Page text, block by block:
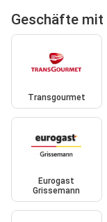
Geschäfte mit
Transgourmet
Eurogast
Grissemann